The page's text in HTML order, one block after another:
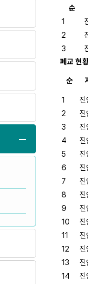
순
1
2
3
폐교 현
순
1
진
2
진
3
진
4
진
5
진
6
진
7
진
8
진
9
진
10
진
11
진
12
진
13
진
14
진